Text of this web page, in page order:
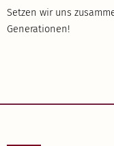
Setzen wir uns
Genera­tionen!